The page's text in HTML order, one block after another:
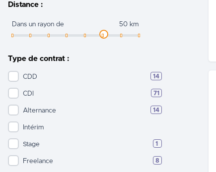
Distance :
Dans un rayon de 50 km
Type de contrat :
CDD 14
CDI 71
Alternance 14
Intérim
Stage 1
Freelance 8